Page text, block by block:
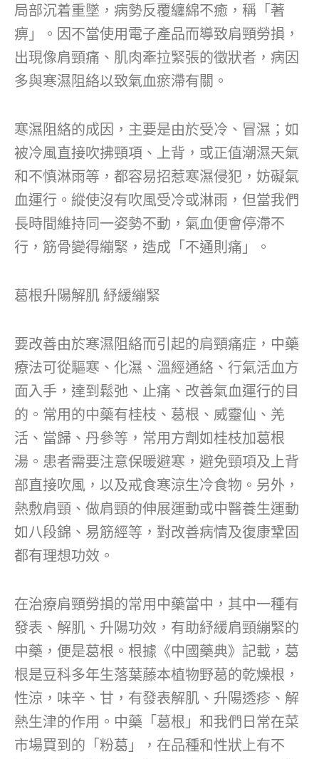
局部沉着重墜，病勢反覆纏綿不癒，稱「著
痹」。因不當使用電子產品而導致肩頸勞損，
出現像肩頸痛、肌肉牽拉緊張的徵狀者，病因
多與寒濕阻絡以致氣血瘀滯有關。
寒濕阻絡的成因，主要是由於受冷、冒濕；如
被冷風直接吹拂頸項、上背，或正值潮濕天氣
和不慎淋雨等，都容易招惹寒濕侵犯，妨礙氣
血運行。縱使沒有吹風受冷或淋雨，但當我們
長時間維持同一姿勢不動，氣血便會停滯不
行，筋骨變得繃緊，造成「不通則痛」。
葛根升陽解肌 紓緩繃緊
要改善由於寒濕阻絡而引起的肩頸痛症，中藥
療法可從驅寒、化濕、溫經通絡、行氣活血方
面入手，達到鬆弛、止痛、改善氣血運行的目
的。常用的中藥有桂枝、葛根、威靈仙、羌
活、當歸、丹參等，常用方劑如桂枝加葛根
湯。患者需要注意保暖避寒，避免頸項及上背
部直接吹風，以及戒食寒涼生冷食物。另外，
熱敷肩頸、做肩頸的伸展運動或中醫養生運動
如八段錦、易筋經等，對改善病情及復康鞏固
都有理想功效。
在治療肩頸勞損的常用中藥當中，其中一種有
發表、解肌、升陽功效，有助紓緩肩頸繃緊的
中藥，便是葛根。根據《中國藥典》記載，葛
根是豆科多年生落葉藤本植物野葛的乾燥根，
性涼，味辛、甘，有發表解肌、升陽透疹、解
熱生津的作用。中藥「葛根」和我們日常在菜
市場買到的「粉葛」，在品種和性狀上有不